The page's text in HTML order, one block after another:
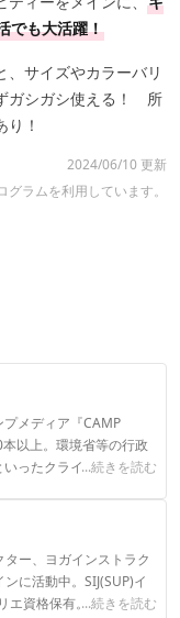
でも大活躍！
サイズやカラーバリ
ガシガシ使える！ 所
！
2024/06/10 更新
ラムを利用しています。
メディア『CAMP
以上。環境省等の行政
ったクライアントとの
...続きを読む
ー、ヨガインストラク
に活動中。SIJ(SUP)イ
エ資格保有。 アクティ
...続きを読む